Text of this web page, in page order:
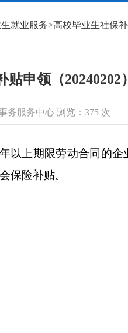
就业服务>高校毕业生社保
申领（20240202）
务服务中心 浏览： 375 次
上期限劳动合同的企
保险补贴。